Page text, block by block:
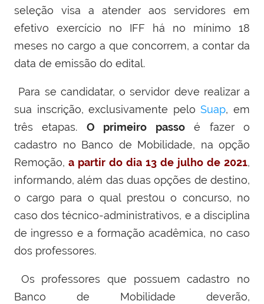
seleção visa a atender aos servidores em
efetivo exercício no IFF há no mínimo 18
meses no cargo a que concorrem, a contar da
data de emissão do edital.
Para se candidatar, o servidor deve realizar a
sua inscrição, exclusivamente peloSuap, em
três etapas. O primeiro passoé fazer o
cadastro no Banco de Mobilidade, na opção
Remoção, a partir do dia 13 de julho de 2021,
informando, além das duas opções de destino,
o cargo para o qual prestou o concurso, no
caso dos técnico-administrativos, e a disciplina
de ingresso e a formação acadêmica, no caso
dos professores.
Os professores que possuem cadastro no
Banco de Mobilidade deverão,